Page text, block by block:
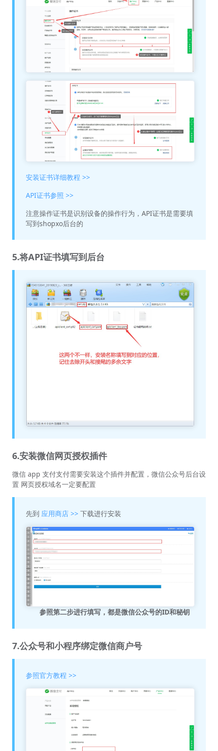
安装证书详细教程 >>
API证书参照 >>
注意操作证书是识别设备的操作行为，API证书是需要填
写到shopxo后台的
5.将API证书填写到后台
6.安装微信网页授权插件
微信 app 支付支付需要安装这个插件并配置，微信公众号后台设
置 网页授权域名一定要配置
先到 应用商店 >> 下载进行安装
参照第二步进行填写，都是微信公众号的ID和秘钥
7.公众号和小程序绑定微信商户号
参照官方教程 >>